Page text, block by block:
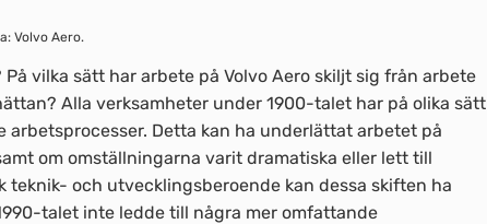
Volvo Aero.
vilka sätt har arbete på Volvo Aero skiljt sig från arbete
Alla verksamheter under 1900-talet har på olika sätt
Detta kan ha underlättat arbetet på
om omställningarna varit dramatiska eller lett till
teknik- och utvecklingsberoende kan dessa skiften ha
talet inte ledde till några mer omfattande